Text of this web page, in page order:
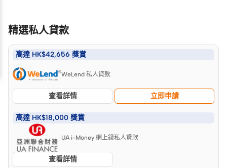
精選私人貸款
高達 HK$42,656 獎賞
WeLend 私人貸款
查看詳情 立即申請
高達 HK$18,000 獎賞
UA i-Money 網上錢私人貸款
查看詳情